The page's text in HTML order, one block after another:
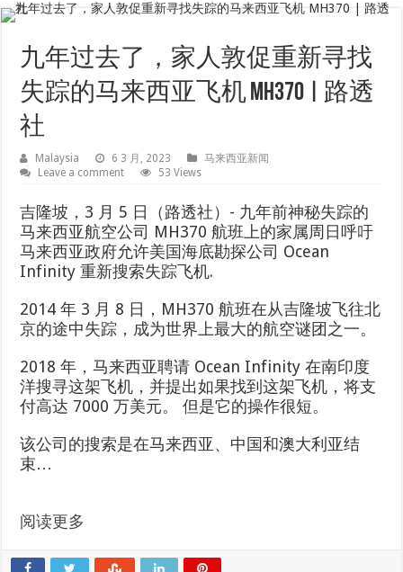
九年过去了，家人敦促重新寻找
失踪的马来西亚飞机 MH370 | 路透
社
Malaysia 6 3 月, 2023
马来西亚新闻
Leave a comment
53 Views
吉隆坡，3 月 5 日（路透社）- 九年前神秘失踪的
马来西亚航空公司 MH370 航班上的家属周日呼吁
马来西亚政府允许美国海底勘探公司 Ocean
Infinity 重新搜索失踪飞机.
2014 年 3 月 8 日，MH370 航班在从吉隆坡飞往北
京的途中失踪，成为世界上最大的航空谜团之一。
2018 年，马来西亚聘请 Ocean Infinity 在南印度
洋搜寻这架飞机，并提出如果找到这架飞机，将支
付高达 7000 万美元。 但是它的操作很短。
该公司的搜索是在马来西亚、中国和澳大利亚结
束…
阅读更多